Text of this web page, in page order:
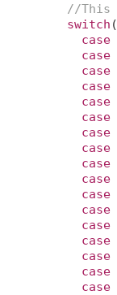
//This
switch
case
case
case
case
case
case
case
case
case
case
case
case
case
case
case
case
case